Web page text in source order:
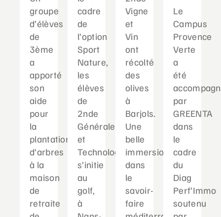
groupe
d’élèves
de
3ème
a
apporté
son
aide
pour
la
plantation
d’arbres
à la
maison
de
retraite
cadre
de
l’option
Sport
Nature,
les
élèves
de
2nde
Générale
et
Technologique
s’initie
au
golf,
à
Vigne
et
Vin
ont
récolté
des
olives
à
Barjols.
Une
belle
immersion
dans
le
savoir-
faire
Le
Campus
Provence
Verte
a
été
par
GREENTA
dans
le
cadre
du
Diag
Perf’Immo
soutenu